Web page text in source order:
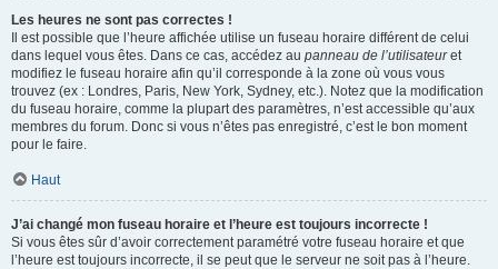
Les heures ne sont pas correctes !
Il est possible que l’heure affichée utilise un fuseau horaire différent de celui
dans lequel vous êtes. Dans ce cas, accédez au panneau de l’utilisateuret
modifiez le fuseau horaire afin qu’il corresponde à la zone où vous vous
trouvez (ex : Londres, Paris, New York, Sydney, etc.). Notez que la modification
du fuseau horaire, comme la plupart des paramètres, n’est accessible qu’aux
membres du forum. Donc si vous n’êtes pas enregistré, c’est le bon moment
pour le faire.
Haut
J’ai changé mon fuseau horaire et l’heure est toujours incorrecte !
Si vous êtes sûr d’avoir correctement paramétré votre fuseau horaire et que
l’heure est toujours incorrecte, il se peut que le serveur ne soit pas à l’heure.